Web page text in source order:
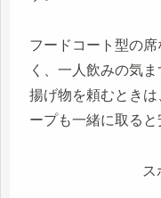
フードコート型の
く、一人飲みの気
揚げ物を頼むとき
ープも一緒に取ると
ス